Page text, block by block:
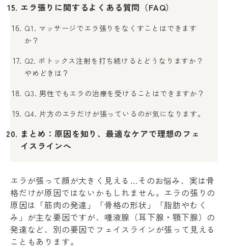
エラ張りに関するよくある質問（FAQ）
Q1. マッサージでエラ張りをなくすことはできます
か？
Q2. ボトックス注射を打ち続けるとどうなりますか？
やめどきは？
Q3. 男性でもエラの治療を受けることはできますか？
Q4. 片方のエラだけが張っているのが気になります。
まとめ：原因を知り、最適なケアで理想のフェ
イスラインへ
エラが張って顔が大きく見える…そのお悩み、実は骨
格だけが原因ではないかもしれません。エラの張りの
原因は「筋肉の発達」「骨格の形状」「脂肪やむく
み」が主な要因ですが、唾液腺（耳下腺・顎下腺）の
発達など、別の要因でフェイスラインが張って見える
こともあります。